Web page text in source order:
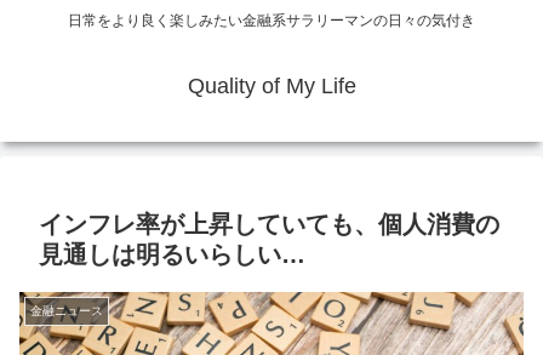
日常をより良く楽しみたい金融系サラリーマンの日々の気付き
Quality of My Life
インフレ率が上昇していても、個人消費の
見通しは明るいらしい…
金融ニュース